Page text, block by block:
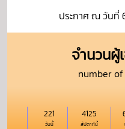
ประกาศ ณ วันที่
จำนวนผู้
number
วันนี้
221
สัปดาห์นี้
4125